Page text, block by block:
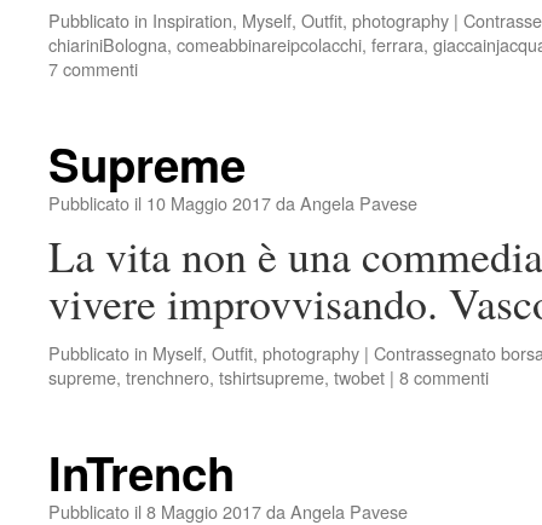
Pubblicato in Inspiration, Myself, Outfit, photography |
chiariniBologna, comeabbinareipcolacchi, ferrara,
7 commenti
Supreme
Pubblicato il 10 Maggio 2017da Angela Pavese
La vita non è una
vivere improvvisando.
Pubblicato in Myself, Outfit, photography | Contrassegnato
supreme, trenchnero, tshirtsupreme, twobet | 8 commenti
InTrench
Pubblicato il 8 Maggio 2017da Angela Pavese